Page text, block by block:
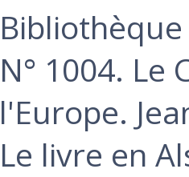
N° 1004. Le
l'Europe.
Le livre en